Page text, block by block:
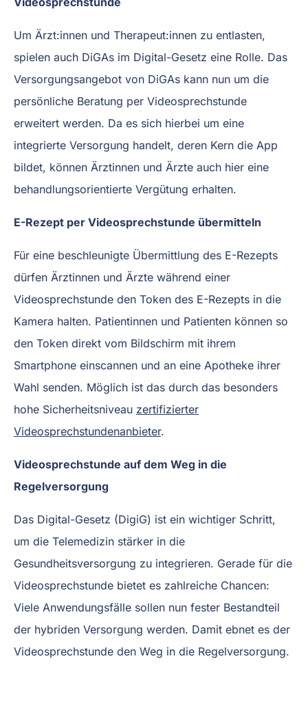
Um Ärzt:innen und Therapeut:innen zu entlasten,
spielen auch DiGAs im Digital-Gesetz eine Rolle. Das
Versorgungsangebot von DiGAs kann nun um die
persönliche Beratung per Videosprechstunde
erweitert werden. Da es sich hierbei um eine
integrierte Versorgung handelt, deren Kern die App
bildet, können Ärztinnen und Ärzte auch hier eine
behandlungsorientierte Vergütung erhalten.
E-Rezept per Videosprechstunde übermitteln
Für eine beschleunigte Übermittlung des E-Rezepts
dürfen Ärztinnen und Ärzte während einer
Videosprechstunde den Token des E-Rezepts in die
Kamera halten. Patientinnen und Patienten können so
den Token direkt vom Bildschirm mit ihrem
Smartphone einscannen und an eine Apotheke ihrer
Wahl senden. Möglich ist das durch das besonders
hohe Sicherheitsniveau zertifizierter
Videosprechstundenanbieter.
Videosprechstunde auf dem Weg in die
Regelversorgung
Das Digital-Gesetz (DigiG) ist ein wichtiger Schritt,
um die Telemedizin stärker in die
Gesundheitsversorgung zu integrieren. Gerade für die
Videosprechstunde bietet es zahlreiche Chancen:
Viele Anwendungsfälle sollen nun fester Bestandteil
der hybriden Versorgung werden. Damit ebnet es der
Videosprechstunde den Weg in die Regelversorgung.